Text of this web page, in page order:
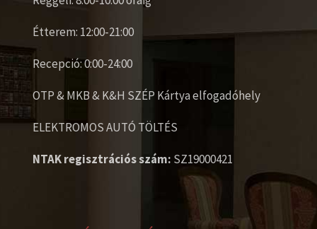
Étterem: 12:00-21:00
Recepció: 0:00-24:00
OTP & MKB & K&H SZÉP Kártya elfogadóhely
ELEKTROMOS AUTÓ TÖLTÉS
NTAK regisztrációs szám: SZ19000421